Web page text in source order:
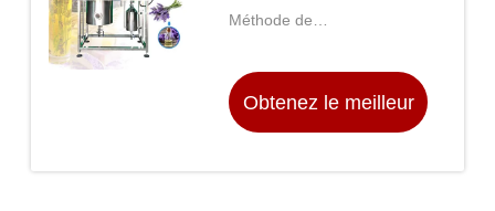
botanique en acier
détachées
Méthode de
Refroidissement par eau
Obtenez le meilleur